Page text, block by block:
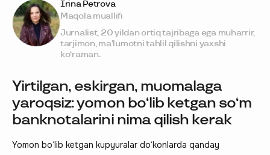
Yirtilgan, eskirgan, muomalaga
yaroqsiz: yomon bo‘lib ketgan so‘m
banknotalarini nima qilish kerak
Yomon bo‘lib ketgan kupyuralar do‘konlarda qanday
Irina Petrova
Maqola muallifi
Jurnalist, 20 yildan ortiq tajribaga ega muharrir,
tarjimon, ma’lumotni tahlil qilishni yaxshi
ko‘raman.